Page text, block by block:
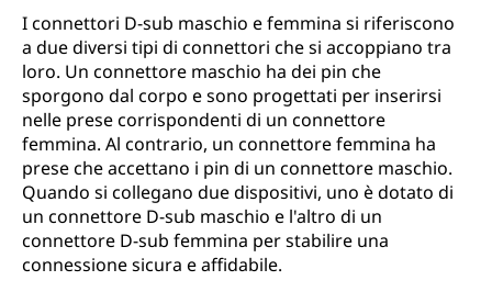
I connettori D-sub maschio e femmina si riferiscono
a due diversi tipi di connettori che si accoppiano tra
loro. Un connettore maschio ha dei pin che
sporgono dal corpo e sono progettati per inserirsi
nelle prese corrispondenti di un connettore
femmina. Al contrario, un connettore femmina ha
prese che accettano i pin di un connettore maschio.
Quando si collegano due dispositivi, uno è dotato di
un connettore D-sub maschio e l'altro di un
connettore D-sub femmina per stabilire una
connessione sicura e affidabile.